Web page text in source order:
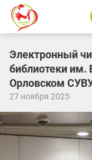
Электронный
библиотеки им.
Орловском
27 ноября 2025